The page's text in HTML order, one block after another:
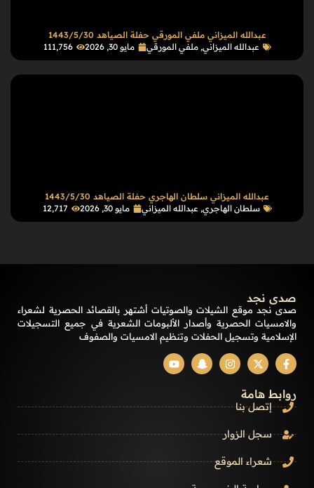
عبدالله الميزاني ملفي المورقي حفلة الصياهد 1443/5/30
عبدالله الميزاني,ملفي المورقي مايو 30, 2026 111٬756
عبدالله الميزاني سلطان الهاجري حفلة الصياهد 1443/5/30
سلطان الهاجري, عبدالله الميزاني مايو 30, 2026 12٬717
صدى نجد
صدى نجد موقع الشيلات والصوتيات أشتهر بالقصائد الحصرية لشعراء
والامسيات الحصرية وأصدار الألبومات الشعرية في جميع التسجيلات
الإسلامية وتسجيل الحفلات وتنظيم الامسيات والصفوف
روابط هامة
إتصل بنا
سجل الزوار
شعراء الموقع